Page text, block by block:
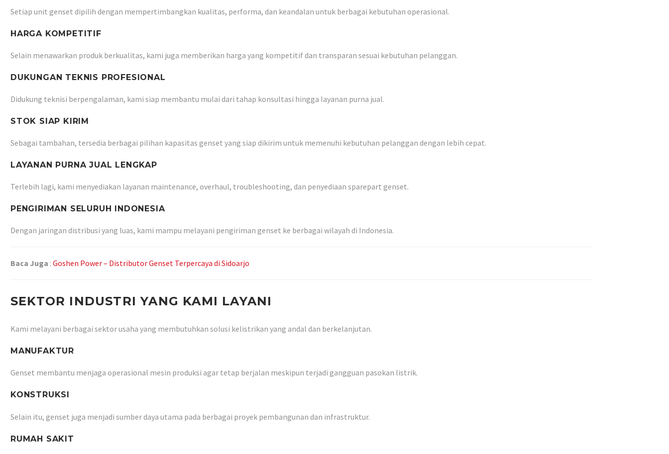
Setiap unit genset dipilih dengan mempertimbangkan kualitas, performa, dan keandalan untuk berbagai kebutuhan operasional.
HARGA KOMPETITIF
Selain menawarkan produk berkualitas, kami juga memberikan harga yang kompetitif dan transparan sesuai kebutuhan pelanggan.
DUKUNGAN TEKNIS PROFESIONAL
Didukung teknisi berpengalaman, kami siap membantu mulai dari tahap konsultasi hingga layanan purna jual.
STOK SIAP KIRIM
Sebagai tambahan, tersedia berbagai pilihan kapasitas genset yang siap dikirim untuk memenuhi kebutuhan pelanggan dengan lebih cepat.
LAYANAN PURNA JUAL LENGKAP
Terlebih lagi, kami menyediakan layanan maintenance, overhaul, troubleshooting, dan penyediaan sparepart genset.
PENGIRIMAN SELURUH INDONESIA
Dengan jaringan distribusi yang luas, kami mampu melayani pengiriman genset ke berbagai wilayah di Indonesia.
Baca Juga : Goshen Power – Distributor Genset Terpercaya di Sidoarjo
SEKTOR INDUSTRI YANG KAMI LAYANI
Kami melayani berbagai sektor usaha yang membutuhkan solusi kelistrikan yang andal dan berkelanjutan.
MANUFAKTUR
Genset membantu menjaga operasional mesin produksi agar tetap berjalan meskipun terjadi gangguan pasokan listrik.
KONSTRUKSI
Selain itu, genset juga menjadi sumber daya utama pada berbagai proyek pembangunan dan infrastruktur.
RUMAH SAKIT